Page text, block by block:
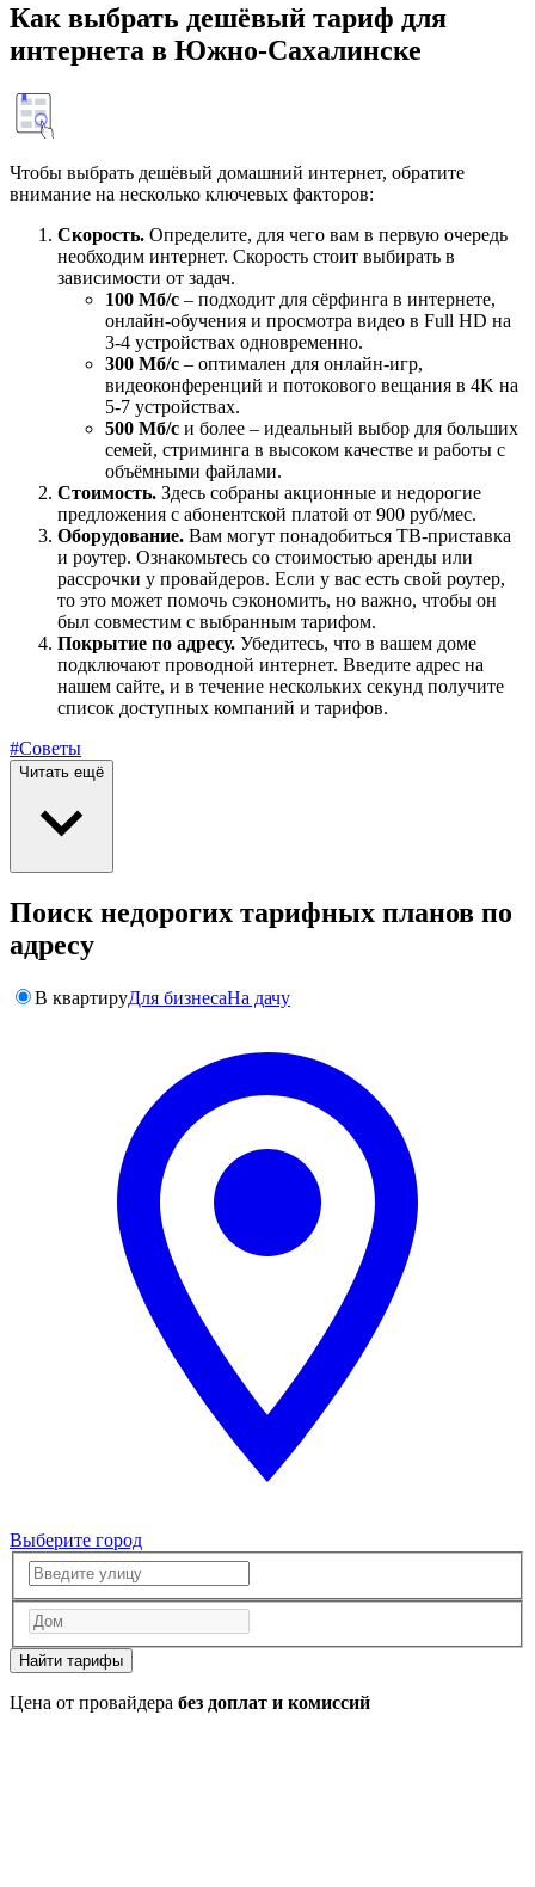
Как выбрать дешёвый тариф для
интернета в Южно-Сахалинске
Чтобы выбрать дешёвый домашний интернет, обратите
внимание на несколько ключевых факторов:
Скорость. Определите, для чего вам в первую очередь
необходим интернет. Скорость стоит выбирать в
зависимости от задач.
100 Мб/с – подходит для сёрфинга в интернете,
онлайн-обучения и просмотра видео в Full HD на
3-4 устройствах одновременно.
300 Мб/с – оптимален для онлайн-игр,
видеоконференций и потокового вещания в 4K на
5-7 устройствах.
500 Мб/с и более – идеальный выбор для больших
семей, стриминга в высоком качестве и работы с
объёмными файлами.
Стоимость. Здесь собраны акционные и недорогие
предложения с абонентской платой от 900 руб/мес.
Оборудование. Вам могут понадобиться ТВ-приставка
и роутер. Ознакомьтесь со стоимостью аренды или
рассрочки у провайдеров. Если у вас есть свой роутер,
то это может помочь сэкономить, но важно, чтобы он
был совместим с выбранным тарифом.
Покрытие по адресу. Убедитесь, что в вашем доме
подключают проводной интернет. Введите адрес на
нашем сайте, и в течение нескольких секунд получите
список доступных компаний и тарифов.
#Советы
Читать ещё
Поиск недорогих тарифных планов по
адресу
В квартируДля бизнесаНа дачу
Выберите город
Найти тарифы
Цена от провайдера без доплат и комиссий